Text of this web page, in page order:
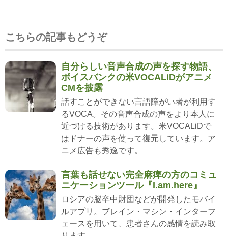
こちらの記事もどうぞ
自分らしい音声合成の声を探す物語、
ボイスバンクの米VOCALiDがアニメ
CMを披露
話すことができない言語障がい者が利用す
るVOCA。その音声合成の声をより本人に
近づける技術があります。米VOCALiDで
はドナーの声を使って復元しています。ア
ニメ広告も秀逸です。
言葉も話せない完全麻痺の方のコミュ
ニケーションツール『I.am.here』
ロシアの脳卒中財団などが開発したモバイ
ルアプリ。ブレイン・マシン・インターフ
ェースを用いて、患者さんの感情を読み取